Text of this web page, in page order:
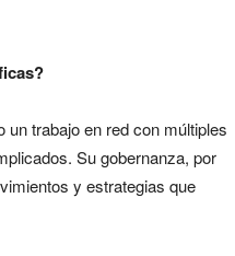
trabajo en red con múltiples
Su gobernanza, por
y estrategias que